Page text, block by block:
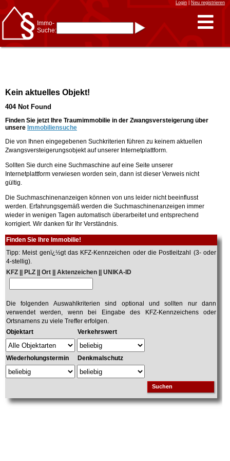
Login| Neu registrieren
Immo-
Suche:
* Suche verfeinern durch
Kombinieren
Frankfurt/Oder
am Main
Immobiliensuche
nach Kreis
nach Amtsgericht
Kein aktuelles Objekt!
404 Not Found
Finden Sie jetzt Ihre Traumimmobilie in der Zwangsversteigerung über
unsere Immobiliensuche
Die von Ihnen eingegebenen Suchkriterien führen zu keinem aktuellen
Zwangsversteigerungsobjekt auf unserer Internetplattform.
Sollten Sie durch eine Suchmaschine auf eine Seite unserer
Internetplattform verwiesen worden sein, dann ist dieser Verweis nicht
gültig.
Die Suchmaschinenanzeigen können von uns leider nicht beeinflusst
werden. Erfahrungsgemäß werden die Suchmaschinenanzeigen immer
wieder in wenigen Tagen automatisch überarbeitet und entsprechend
korrigiert. Wir danken für Ihr Verständnis.
Finden Sie Ihre Immobilie!
Tipp: Meist genï¿½gt das KFZ-Kennzeichen oder die Postleitzahl (3- oder
4-stellig).
KFZ || PLZ || Ort || Aktenzeichen || UNIKA-ID
Die folgenden Auswahlkriterien sind optional und sollten nur dann
verwendet werden, wenn bei Eingabe des KFZ-Kennzeichens oder
Ortsnamens zu viele Treffer erfolgen.
Objektart
Verkehrswert
Wiederholungstermin Denkmalschutz
Suchen